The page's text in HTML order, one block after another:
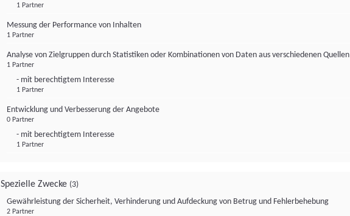
1 Partner
Messung der Performance von Inhalten
1 Partner
Analyse von Zielgruppen durch Statistiken oder Kombinationen von Daten aus verschiedenen Quellen
1 Partner
- mit berechtigtem Interesse
1 Partner
Entwicklung und Verbesserung der Angebote
0 Partner
- mit berechtigtem Interesse
1 Partner
Spezielle Zwecke (3)
Gewährleistung der Sicherheit, Verhinderung und Aufdeckung von Betrug und Fehlerbehebung
2 Partner